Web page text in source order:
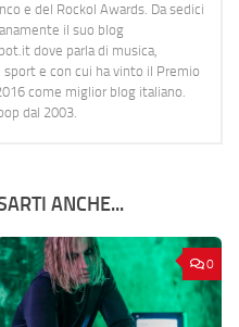
e del Rockol Awards. Da sedici
il suo blog
dove parla di musica,
e con cui ha vinto il Premio
come miglior blog italiano.
dal 2003.
ANCHE...
0